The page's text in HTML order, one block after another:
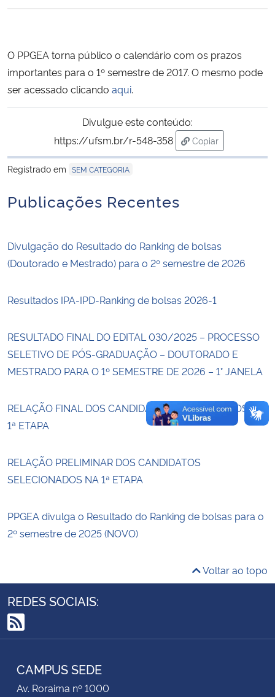
Ministério da Cidadania
Ministério de Minas e Energia
Ministério da Ciência, Tecnologia, Inovações e Comunicações
Ministério do Meio Ambiente
Ministério do Turismo
Ministério do Desenvolvimento Regional
Ministério da Mulher, da Família e dos Direitos Humanos
Secretaria-Geral
Secretaria de Governo
Gabinete de Segurança Institucional
Advocacia-Geral da União
Planalto
O PPGEA torna público o calendário com os prazos
importantes para o 1º semestre de 2017. O mesmo pode
ser acessado clicando aqui.
Divulgue este conteúdo:
https://ufsm.br/r-548-358
Copiar
para área de
Registrado em SEM CATEGORIA
Publicações Recentes
Divulgação do Resultado do Ranking de bolsas
(Doutorado e Mestrado) para o 2º semestre de 2026
Resultados IPA-IPD-Ranking de bolsas 2026-1
RESULTADO FINAL DO EDITAL 030/2025 – PROCESSO
SELETIVO DE PÓS-GRADUAÇÃO – DOUTORADO E
MESTRADO PARA O 1º SEMESTRE DE 2026 – 1° JANELA
RELAÇÃO FINAL DOS CANDIDATOS SELECIONADOS NA
1ª ETAPA
RELAÇÃO PRELIMINAR DOS CANDIDATOS
SELECIONADOS NA 1ª ETAPA
PPGEA divulga o Resultado do Ranking de bolsas para o
2º semestre de 2025 (NOVO)
Voltar ao topo
REDES SOCIAIS:
RSS
CAMPUS SEDE
Av. Roraima nº 1000